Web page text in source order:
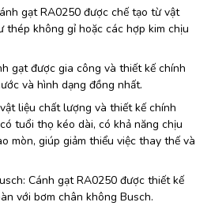
gạt RA0250 được chế tạo từ vật
thép không gỉ hoặc các hợp kim chịu
gạt được gia công và thiết kế chính
và hình dạng đồng nhất.
liệu chất lượng và thiết kế chính
tuổi thọ kéo dài, có khả năng chịu
mòn, giúp giảm thiểu việc thay thế và
Cánh gạt RA0250 được thiết kế
với bơm chân không Busch.